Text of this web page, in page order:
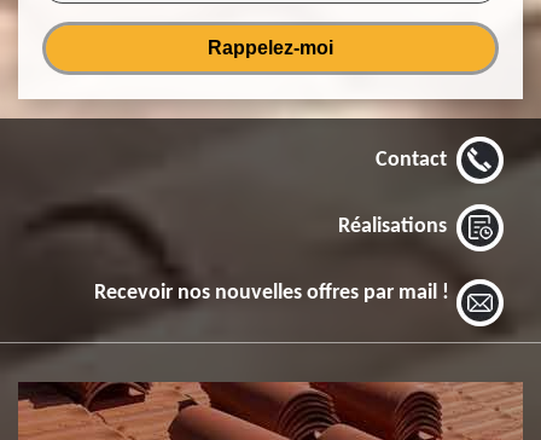
Contact
Réalisations
Recevoir nos nouvelles offres par mail !